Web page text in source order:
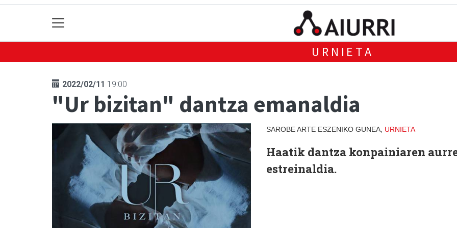
URNIETA
2022/02/11 19:00
"Ur bizitan" dantza emanaldia
SAROBE ARTE ESZENIKO GUNEA, URNIETA
Haatik dantza konpainiaren
estreinaldia.